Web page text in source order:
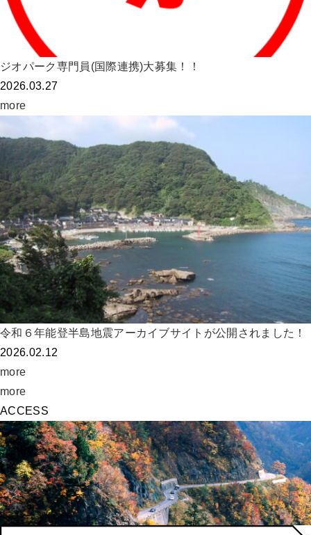
ジオパーク専門員(国際連携)大募集！！
2026.03.27
more
令和６年能登半島地震アーカイブサイトが公開されました！
2026.02.12
more
more
ACCESS